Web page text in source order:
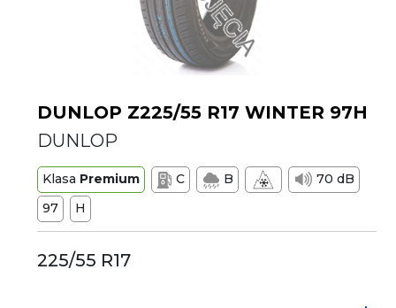
DUNLOP Z225/55 R17 WINTER 97H
DUNLOP
Klasa Premium C B
70 dB
97
H
225/55 R17